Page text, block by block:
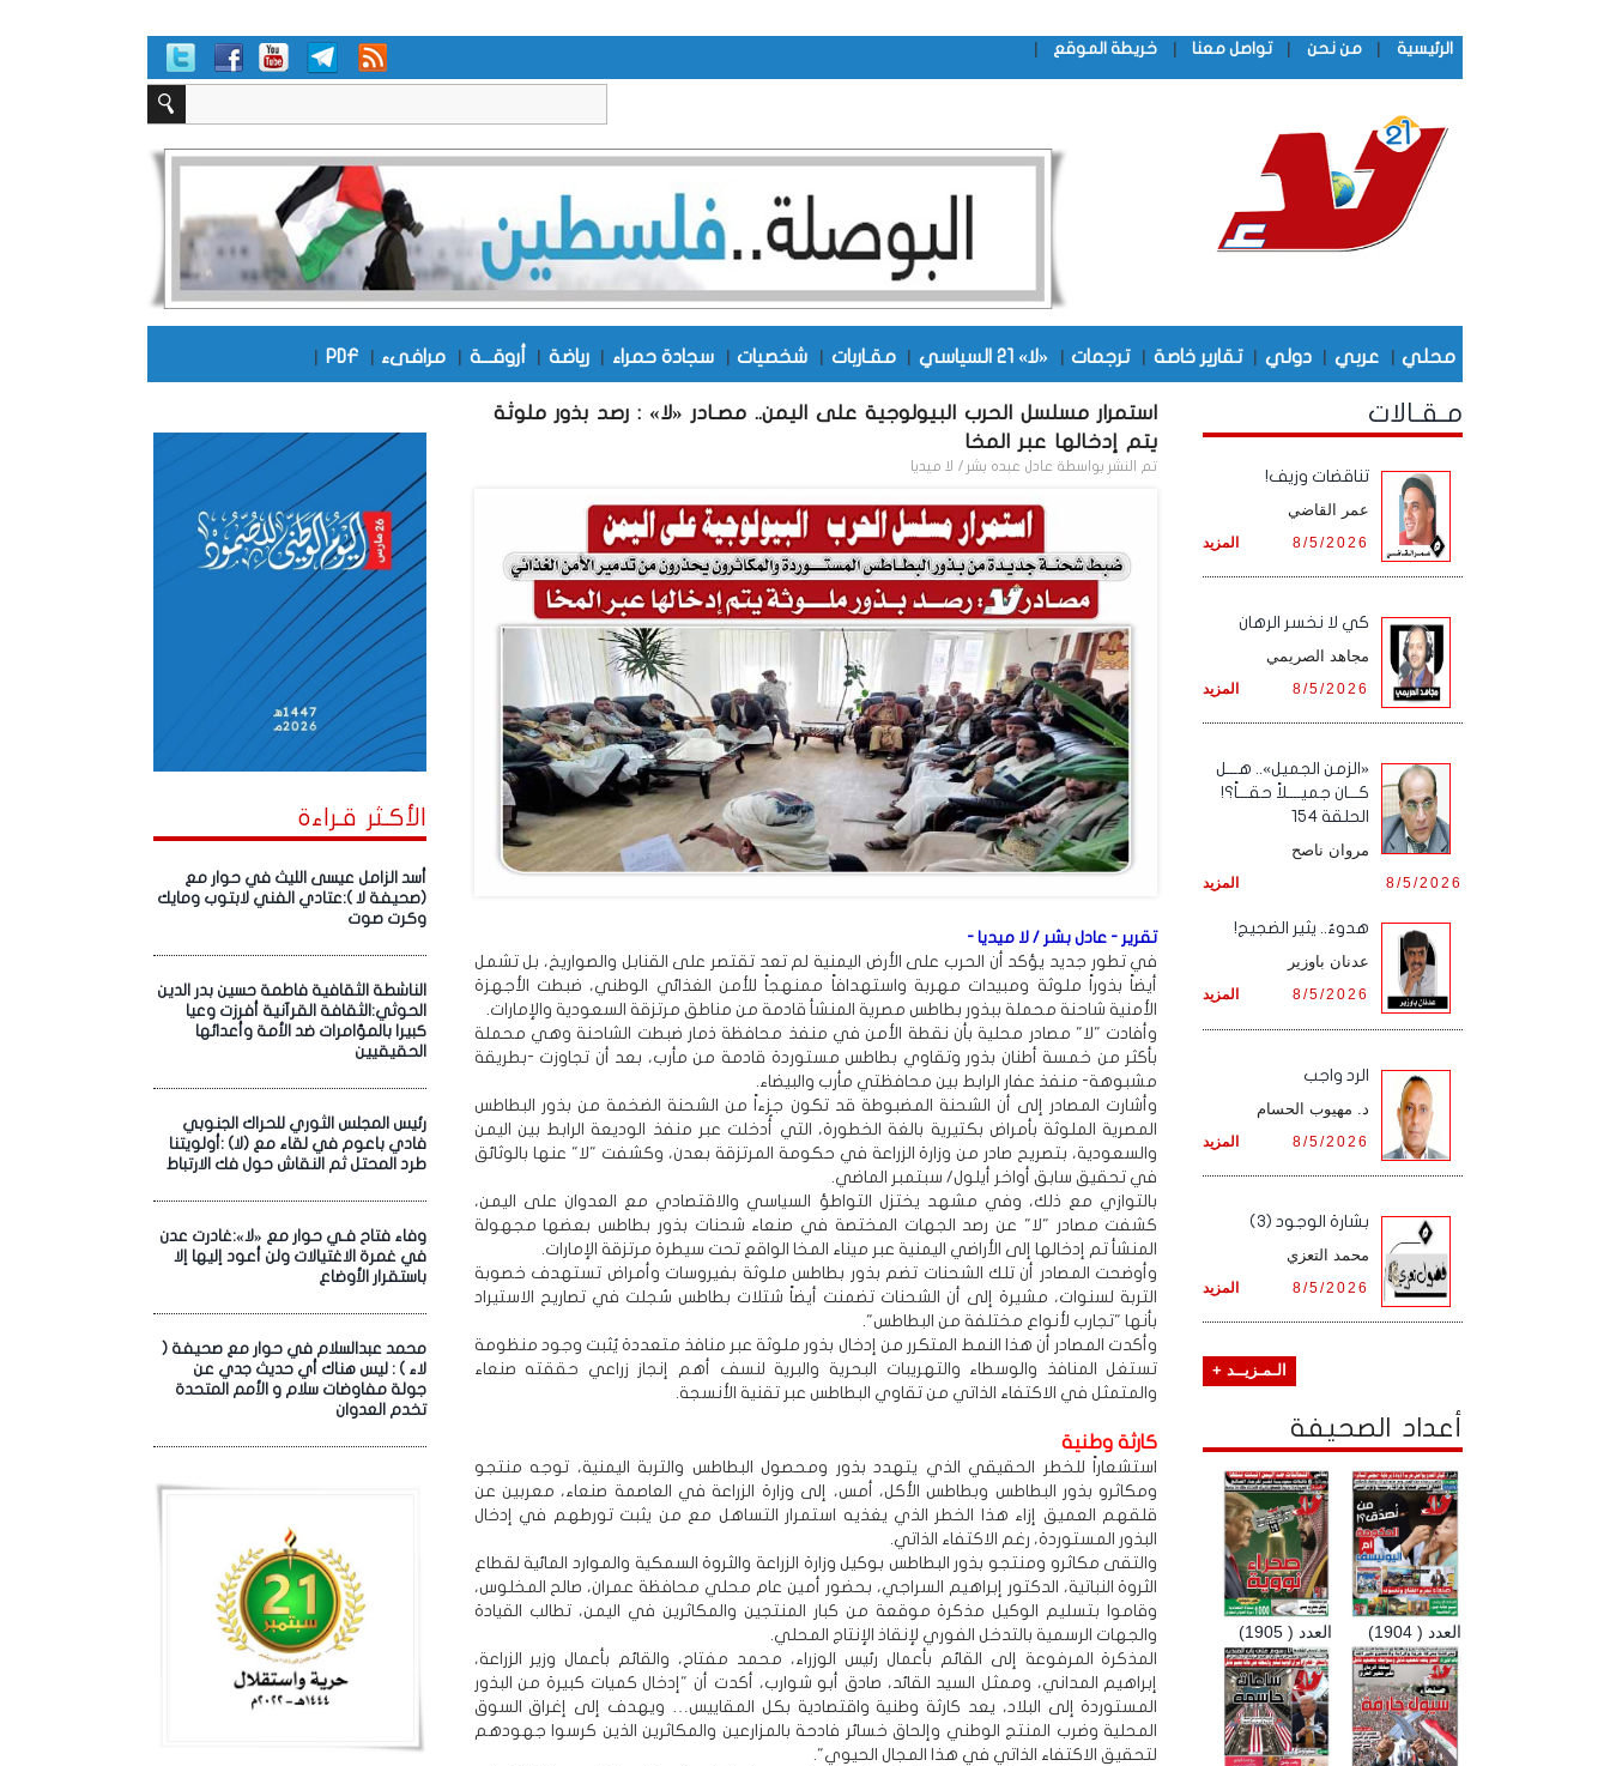
الرئيسية | من نحن | تواصل معنا | خريطة الموقع |
محلي | عربي | دولي | تقارير خاصة | ترجمات | «لا» 21 السياسي | مقـاربات | شخصيات | سجادة حمراء | رياضة | أروقـــة | مرافىء |
PDF
|
الأكـثر قـراءة
أسد الزامل عيسى الليث في حوار مع
(صحيفة لا ):عتادي الفني لابتوب ومايك
وكرت صوت
الناشطة الثقافية فاطمة حسين بدر الدين
الحوثي:الثقافة القرآنية أفرزت وعيا
كبيرا بالمؤامرات ضد الأمة وأعدائها
الحقيقيين
رئيس المجلس الثوري للحراك الجنوبي
فادي باعوم في لقاء مع (لا) :أولويتنا
طرد المحتل ثم النقاش حول فك الارتباط
وفاء فتاح فـي حوار مع «لا»:غادرت عدن
في غمرة الاغتيالات ولن أعود إليها إلا
باستقرار الأوضاع
محمد عبدالسلام في حوار مع صحيفة (
لاء ) : ليس هناك أي حديث جدي عن
جولة مفاوضات سلام و الأمم المتحدة
تخدم العدوان
استمرار مسلسل الحرب البيولوجية على اليمن.. مصـادر «لا» : رصد بذور ملوثة
يتم إدخالها عبر المخا
تم النشر بواسطة عادل عبده بشر / لا ميديا
تقرير - عادل بشر / لا ميديا -
في تطور جديد يؤكد أن الحرب على الأرض اليمنية لم تعد تقتصر على القنابل والصواريخ، بل تشمل
أيضاً بذوراً ملوثة ومبيدات مهربة واستهدافاً ممنهجاً للأمن الغذائي الوطني، ضبطت الأجهزة
الأمنية شاحنة محملة ببذور بطاطس مصرية المنشأ قادمة من مناطق مرتزقة السعودية والإمارات.
وأفادت "لا" مصادر محلية بأن نقطة الأمن في منفذ محافظة ذمار ضبطت الشاحنة وهي محملة
بأكثر من خمسة أطنان بذور وتقاوي بطاطس مستوردة قادمة من مأرب، بعد أن تجاوزت -بطريقة
مشبوهة- منفذ عفار الرابط بين محافظتي مأرب والبيضاء.
وأشارت المصادر إلى أن الشحنة المضبوطة قد تكون جزءاً من الشحنة الضخمة من بذور البطاطس
المصرية الملوثة بأمراض بكتيرية بالغة الخطورة، التي أُدخلت عبر منفذ الوديعة الرابط بين اليمن
والسعودية، بتصريح صادر من وزارة الزراعة في حكومة المرتزقة بعدن، وكشفت "لا" عنها بالوثائق
في تحقيق سابق أواخر أيلول/ سبتمبر الماضي.
بالتوازي مع ذلك، وفي مشهد يختزل التواطؤ السياسي والاقتصادي مع العدوان على اليمن،
كشفت مصادر "لا" عن رصد الجهات المختصة في صنعاء شحنات بذور بطاطس بعضها مجهولة
المنشأ تم إدخالها إلى الأراضي اليمنية عبر ميناء المخا الواقع تحت سيطرة مرتزقة الإمارات.
وأوضحت المصادر أن تلك الشحنات تضم بذور بطاطس ملوثة بفيروسات وأمراض تستهدف خصوبة
التربة لسنوات، مشيرة إلى أن الشحنات تضمنت أيضاً شتلات بطاطس سُجلت في تصاريح الاستيراد
بأنها "تجارب لأنواع مختلفة من البطاطس".
وأكدت المصادر أن هذا النمط المتكرر من إدخال بذور ملوثة عبر منافذ متعددة يُثبت وجود منظومة
تستغل المنافذ والوسطاء والتهريبات البحرية والبرية لنسف أهم إنجاز زراعي حققته صنعاء
والمتمثل في الاكتفاء الذاتي من تقاوي البطاطس عبر تقنية الأنسجة.
كارثة وطنية
استشعاراً للخطر الحقيقي الذي يتهدد بذور ومحصول البطاطس والتربة اليمنية، توجه منتجو
ومكاثرو بذور البطاطس وبطاطس الأكل، أمس، إلى وزارة الزراعة في العاصمة صنعاء، معربين عن
قلقهم العميق إزاء هذا الخطر الذي يغذيه استمرار التساهل مع من يثبت تورطهم في إدخال
البذور المستوردة، رغم الاكتفاء الذاتي.
والتقى مكاثرو ومنتجو بذور البطاطس بوكيل وزارة الزراعة والثروة السمكية والموارد المائية لقطاع
الثروة النباتية، الدكتور إبراهيم السراجي، بحضور أمين عام محلي محافظة عمران، صالح المخلوس،
وقاموا بتسليم الوكيل مذكرة موقعة من كبار المنتجين والمكاثرين في اليمن، تطالب القيادة
والجهات الرسمية بالتدخل الفوري لإنقاذ الإنتاج المحلي.
المذكرة المرفوعة إلى القائم بأعمال رئيس الوزراء، محمد مفتاح، والقائم بأعمال وزير الزراعة،
إبراهيم المداني، وممثل السيد القائد، صادق أبو شوارب، أكدت أن "إدخال كميات كبيرة من البذور
المستوردة إلى البلاد، يعد كارثة وطنية واقتصادية بكل المقاييس… ويهدف إلى إغراق السوق
المحلية وضرب المنتج الوطني وإلحاق خسائر فادحة بالمزارعين والمكاثرين الذين كرسوا جهودهم
لتحقيق الاكتفاء الذاتي في هذا المجال الحيوي".
مـقـالات
تناقضات وزيف!
عمر القاضي
المزيد 8/5/2026
كي لا نخسر الرهان
مجاهد الصريمي
المزيد 8/5/2026
«الزمن الجميل».. هـــل
كـــان جميــــلاً حقـــاً؟!
الحلقة 154
مروان ناصح
المزيد 8/5/2026
هدوءٌ.. يثير الضجيج!
عدنان باوزير
المزيد 8/5/2026
الرد واجب
د. مهيوب الحسام
المزيد 8/5/2026
بشارة الوجود (3)
محمد التعزي
المزيد 8/5/2026
الـمـزيــد +
أعداد الصحيفة
العدد ( 1905) العدد ( 1904)